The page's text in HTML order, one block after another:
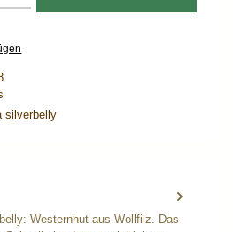
silverbelly
Westernhut aus Wollfilz. Das